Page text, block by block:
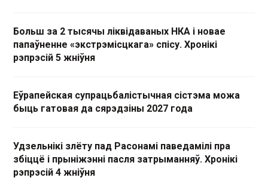
Больш за 2 тысячы ліквідаваных НКА і новае
папаўненне «экстрэмісцкага» спісу. Хронікі
рэпрэсій 5 жніўня
Еўрапейская супрацьбалістычная сістэма можа
быць гатовая да сярэдзіны 2027 года
Удзельнікі злёту пад Расонамі паведамілі пра
збіццё і прыніжэнні пасля затрыманняў. Хронікі
рэпрэсій 4 жніўня